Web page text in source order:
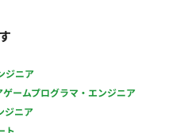
ジニア
ゲームプログラマ・エンジニア
ジニア
ト